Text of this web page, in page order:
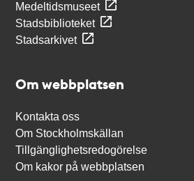
Medeltidsmuseet
Stadsbiblioteket
Stadsarkivet
Om webbplatsen
Kontakta oss
Om Stockholmskällan
Tillgänglighetsredogörelse
Om kakor på webbplatsen